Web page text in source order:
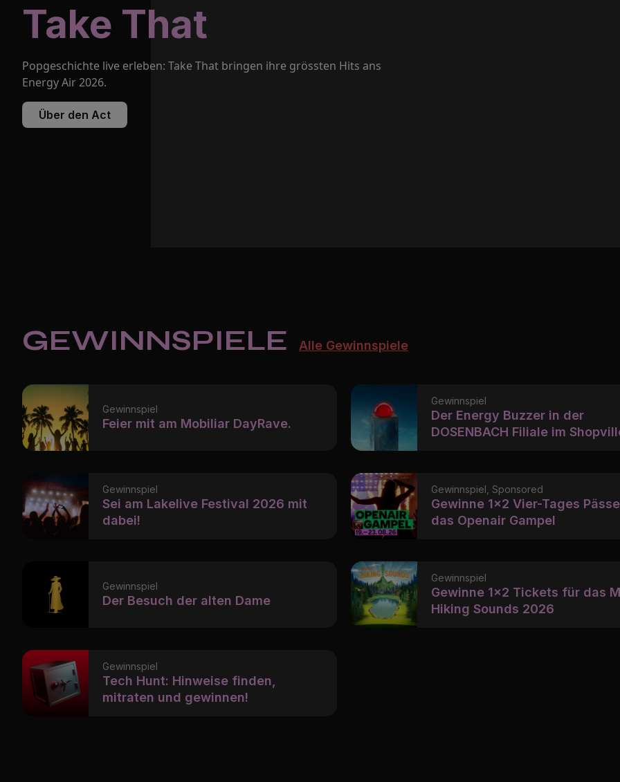
Jetzt Tickets
gewinnen!
Deine Chance auf Energy Air Tickets: Jetzt anmelden und mitmachen.
GEWINN­­SPIELE Alle Gewinnspiele
Gewinnspiel
Feier mit am Mobiliar DayRave.
Gewinnspiel
Der Energy Buzzer in der
DOSENBACH Filiale im
Gewinnspiel
Sei am Lakelive Festival 2026 mit
dabei!
Gewinnspiel, Sponsored
Gewinne 1x2 Vier-Tages
das Openair Gampel
Gewinnspiel
Der Besuch der alten Dame
Gewinnspiel
Gewinne 1x2 Tickets für das
Hiking Sounds 2026
Gewinnspiel
Tech Hunt: Hinweise finden,
mitraten und gewinnen!